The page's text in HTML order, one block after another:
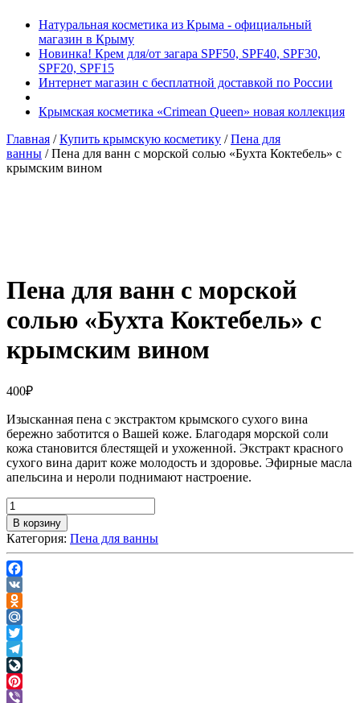
Натуральная косметика из Крыма - официальный
магазин в Крыму
Новинка! Крем для/от загара SPF50, SPF40, SPF30,
SPF20, SPF15
Интернет магазин с бесплатной доставкой по России
Крымская косметика «Crimean Queen» новая коллекция
Главная /Купить крымскую косметику /Пена для
ванны / Пена для ванн с морской солью «Бухта Коктебель» с
крымским вином
Пена для ванн с морской
солью «Бухта Коктебель» с
крымским вином
400₽
Изысканная пена с экстрактом крымского сухого вина
бережно заботится о Вашей коже. Благодаря морской соли
кожа становится блестящей и ухоженной. Экстракт красного
сухого вина дарит коже молодость и здоровье. Эфирные масла
апельсина и нероли поднимают настроение.
В корзину
Категория: Пена для ванны
Facebook
VK
Odnoklassniki
Mail.Ru
Twitter
Telegram
LiveJournal
Pinterest